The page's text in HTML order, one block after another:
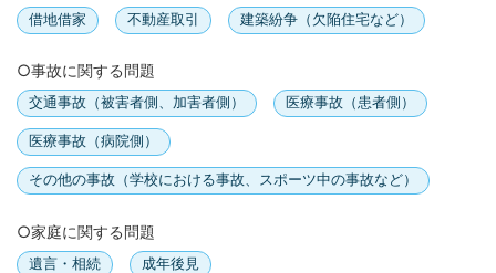
借地借家 不動産取引 建築紛争（欠陥住宅など）
○事故に関する問題
交通事故（被害者側、加害者側） 医療事故（患者側）
医療事故（病院側）
その他の事故（学校における事故、スポーツ中の事故など）
○家庭に関する問題
遺言・相続 成年後見